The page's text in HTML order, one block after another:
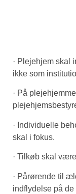
· Plejehjem skal
ikke som
· På
· Individuelle
skal i fokus.
· Tilkøb skal
· Pårørende til
indflydelse på de